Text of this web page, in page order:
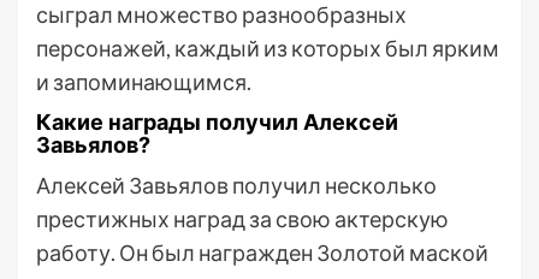
сыграл множество разнообразных
персонажей, каждый из которых был ярким
и запоминающимся.
Какие награды получил Алексей
Завьялов?
Алексей Завьялов получил несколько
престижных наград за свою актерскую
работу. Он был награжден Золотой маской